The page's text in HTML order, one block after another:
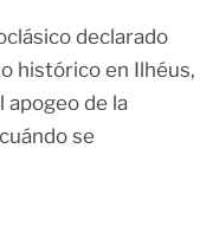
declarado
histórico en Ilhéus,
apogeo de la
se